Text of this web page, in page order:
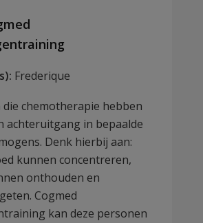
Frederique
chemotherapie hebben
achteruitgang in bepaalde
Denk hierbij aan:
kunnen concentreren,
onthouden en
Cogmed
kan deze personen